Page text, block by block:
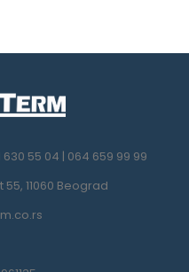
630 55 04 | 064 659 99 99
11060 Beograd